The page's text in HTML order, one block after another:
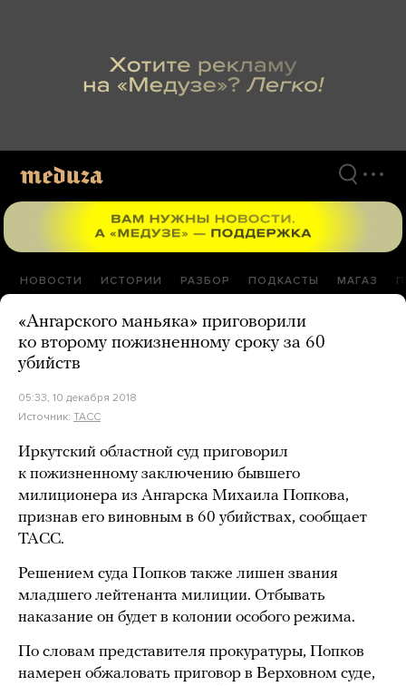
НОВОСТИ ИСТОРИИ РАЗБОР ПОДКАСТЫ МАГАЗ
«Ангарского маньяка» приговорили
ко второму пожизненному сроку за 60
убийств
05:33, 10 декабря 2018
Источник: ТАСС
Иркутский областной суд приговорил
к пожизненному заключению бывшего
милиционера из Ангарска Михаила Попкова,
признав его виновным в 60 убийствах, сообщает
ТАСС.
Решением суда Попков также лишен звания
младшего лейтенанта милиции. Отбывать
наказание он будет в колонии особого режима.
По словам представителя прокуратуры, Попков
намерен обжаловать приговор в Верховном суде,